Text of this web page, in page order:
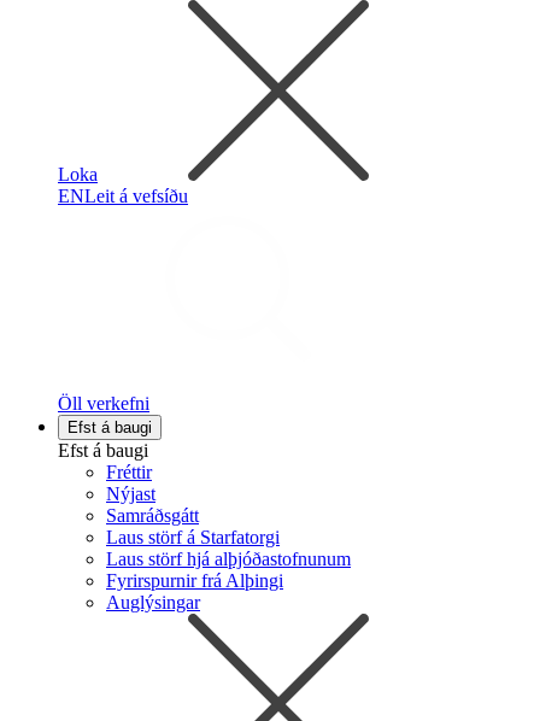
Loka
ENLeit á vefsíðu
Öll verkefni
Efst á baugi
Efst á baugi
Fréttir
Nýjast
Samráðsgátt
Laus störf á Starfatorgi
Laus störf hjá alþjóðastofnunum
Fyrirspurnir frá Alþingi
Auglýsingar